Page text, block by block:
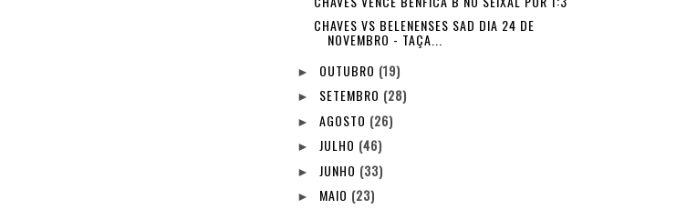
CHAVES VS BELENENSES SAD DIA 24 DE
NOVEMBRO - TAÇA...
► OUTUBRO (19)
► SETEMBRO (28)
►AGOSTO (26)
► JULHO (46)
► JUNHO (33)
► MAIO (23)